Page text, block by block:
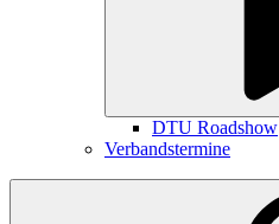
DTU Roadshow
Verbandstermine